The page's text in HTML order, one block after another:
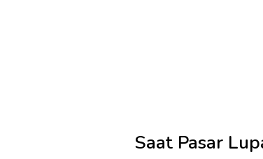
Saat Pasar